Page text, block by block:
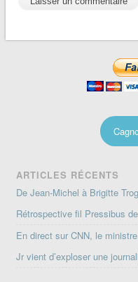
ARTICLES RÉCENTS
De Jean-Michel à Brigitte
Rétrospective fil Pressibus
En direct sur CNN, le
Jr vient d’exploser une